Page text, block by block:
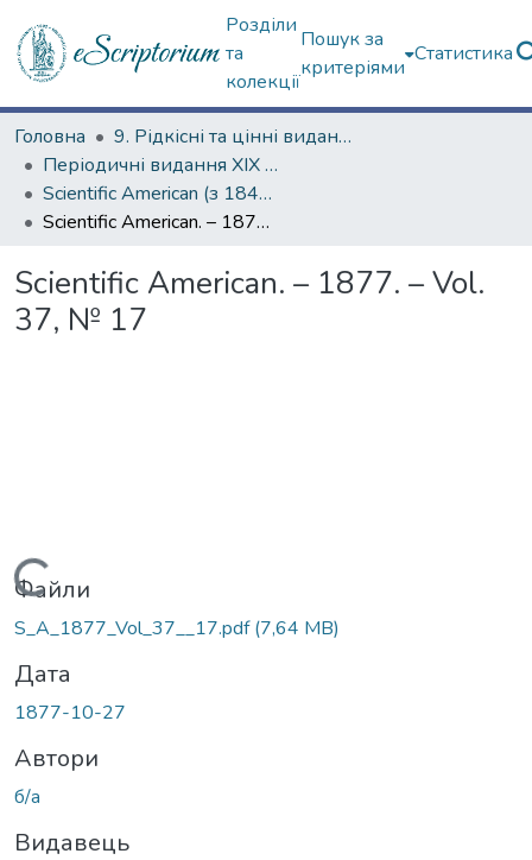
Розділи
та
колекції
Пошук за
критеріями
Статистика
Головна
9. Рідкісні та цінні видання
Періодичні видання ХІХ ст.
Scientific American (з 1845 р.)
Scientific American. – 1877. – Vol. 37, № 17
Scientific American. – 1877. – Vol.
37, № 17
Вантажиться...
Файли
S_A_1877_Vol_37__17.pdf(7,64 MB)
Дата
1877-10-27
Автори
б/а
Видавець